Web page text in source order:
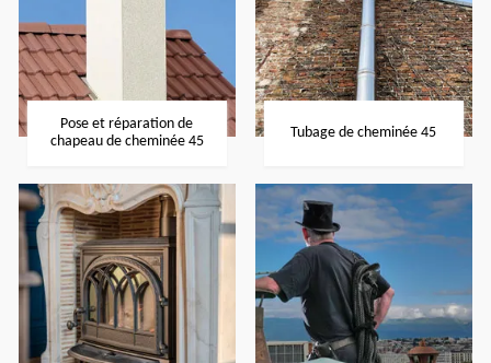
Pose et réparation de
chapeau de cheminée 45
Tubage de cheminée 45